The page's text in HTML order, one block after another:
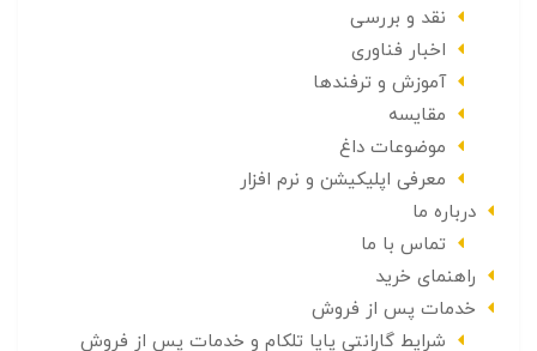
نقد و بررسی
اخبار فناوری
آموزش و ترفندها
مقایسه
موضوعات داغ
معرفی اپلیکیشن و نرم افزار
درباره ما
تماس با ما
راهنمای خرید
خدمات پس از فروش
شرایط گارانتی پایا تلکام و خدمات پس از فروش